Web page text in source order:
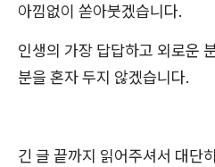
아낌없이 쏟아붓겠습니다.
인생의 가장 답답하고 외로운
분을 혼자 두지 않겠습니다.
긴 글 끝까지 읽어주셔서 대단